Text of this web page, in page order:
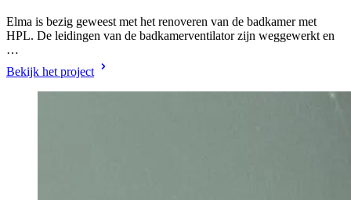
Elma is bezig geweest met het renoveren van de badkamer met
HPL. De leidingen van de badkamerventilator zijn weggewerkt en
…
Bekijk het project